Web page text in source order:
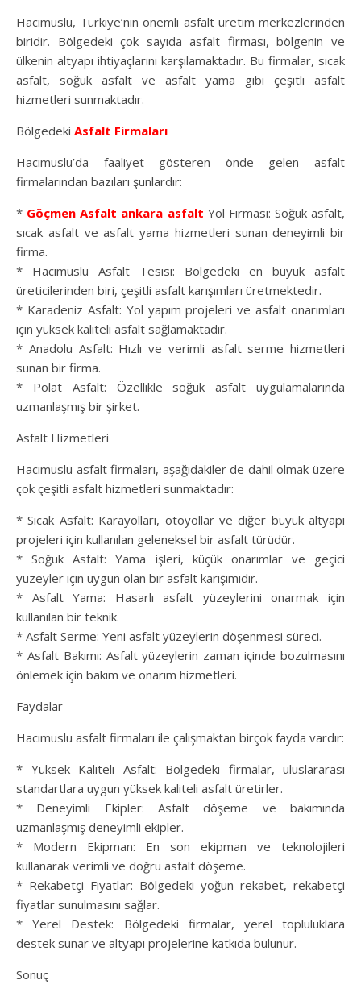
Hacımuslu, Türkiye’nin önemli asfalt üretim merkezlerinden
biridir. Bölgedeki çok sayıda asfalt firması, bölgenin ve
ülkenin altyapı ihtiyaçlarını karşılamaktadır. Bu firmalar, sıcak
asfalt, soğuk asfalt ve asfalt yama gibi çeşitli asfalt
hizmetleri sunmaktadır.
Bölgedeki Asfalt Firmaları
Hacımuslu’da faaliyet gösteren önde gelen asfalt
firmalarından bazıları şunlardır:
* Göçmen Asfalt ankara asfalt Yol Firması: Soğuk asfalt,
sıcak asfalt ve asfalt yama hizmetleri sunan deneyimli bir
firma.
* Hacımuslu Asfalt Tesisi: Bölgedeki en büyük asfalt
üreticilerinden biri, çeşitli asfalt karışımları üretmektedir.
* Karadeniz Asfalt: Yol yapım projeleri ve asfalt onarımları
için yüksek kaliteli asfalt sağlamaktadır.
* Anadolu Asfalt: Hızlı ve verimli asfalt serme hizmetleri
sunan bir firma.
* Polat Asfalt: Özellikle soğuk asfalt uygulamalarında
uzmanlaşmış bir şirket.
Asfalt Hizmetleri
Hacımuslu asfalt firmaları, aşağıdakiler de dahil olmak üzere
çok çeşitli asfalt hizmetleri sunmaktadır:
* Sıcak Asfalt: Karayolları, otoyollar ve diğer büyük altyapı
projeleri için kullanılan geleneksel bir asfalt türüdür.
* Soğuk Asfalt: Yama işleri, küçük onarımlar ve geçici
yüzeyler için uygun olan bir asfalt karışımıdır.
* Asfalt Yama: Hasarlı asfalt yüzeylerini onarmak için
kullanılan bir teknik.
* Asfalt Serme: Yeni asfalt yüzeylerin döşenmesi süreci.
* Asfalt Bakımı: Asfalt yüzeylerin zaman içinde bozulmasını
önlemek için bakım ve onarım hizmetleri.
Faydalar
Hacımuslu asfalt firmaları ile çalışmaktan birçok fayda vardır:
* Yüksek Kaliteli Asfalt: Bölgedeki firmalar, uluslararası
standartlara uygun yüksek kaliteli asfalt üretirler.
* Deneyimli Ekipler: Asfalt döşeme ve bakımında
uzmanlaşmış deneyimli ekipler.
* Modern Ekipman: En son ekipman ve teknolojileri
kullanarak verimli ve doğru asfalt döşeme.
* Rekabetçi Fiyatlar: Bölgedeki yoğun rekabet, rekabetçi
fiyatlar sunulmasını sağlar.
* Yerel Destek: Bölgedeki firmalar, yerel topluluklara
destek sunar ve altyapı projelerine katkıda bulunur.
Sonuç